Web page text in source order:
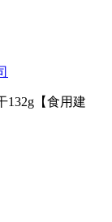
132g【食用建